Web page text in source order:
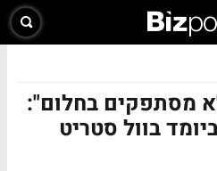
מסתפקים בחלום":
בוול סטריט